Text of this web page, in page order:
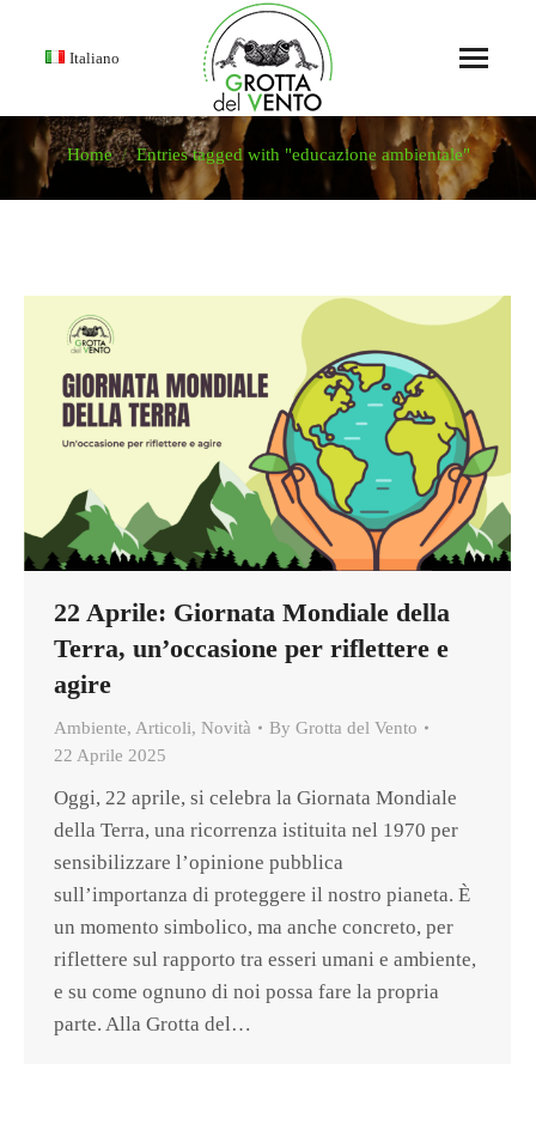
Italiano
You are here:
Home Entries tagged with "educazione ambientale"
22 Aprile: Giornata Mondiale della
Terra, un’occasione per riflettere e
agire
Ambiente, Articoli, Novità By Grotta del Vento
22 Aprile 2025
Oggi, 22 aprile, si celebra la Giornata Mondiale
della Terra, una ricorrenza istituita nel 1970 per
sensibilizzare l’opinione pubblica
sull’importanza di proteggere il nostro pianeta. È
un momento simbolico, ma anche concreto, per
riflettere sul rapporto tra esseri umani e ambiente,
e su come ognuno di noi possa fare la propria
parte. Alla Grotta del…